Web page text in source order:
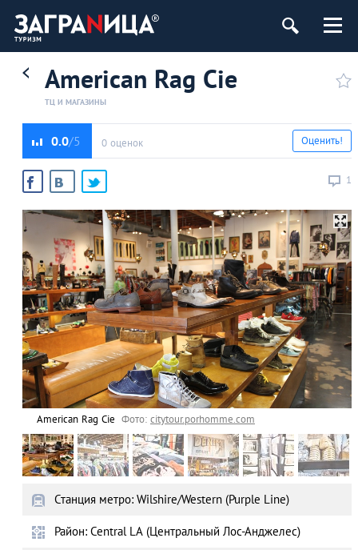
American Rag Cie
ТЦ И МАГАЗИНЫ
0.0 0 оценок
1
Оценить!
American Rag Cie Фото:citytour.porhomme.com
Станция метро: Wilshire/Western (Purple Line)
Район: Central LA (Центральный Лос-Анджелес)